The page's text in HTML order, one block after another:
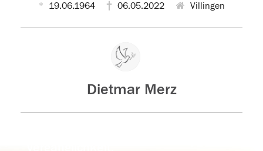
19.06.1964 06.05.2022 Villingen
Dietmar Merz